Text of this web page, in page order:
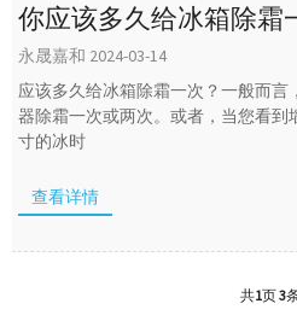
你应该多久给冰箱除霜
永晟嘉和 2024-03-14
应该多久给冰箱除霜一次？一般而
器除霜一次或两次。或者，当您看
寸的冰时
查看详情
共1页3